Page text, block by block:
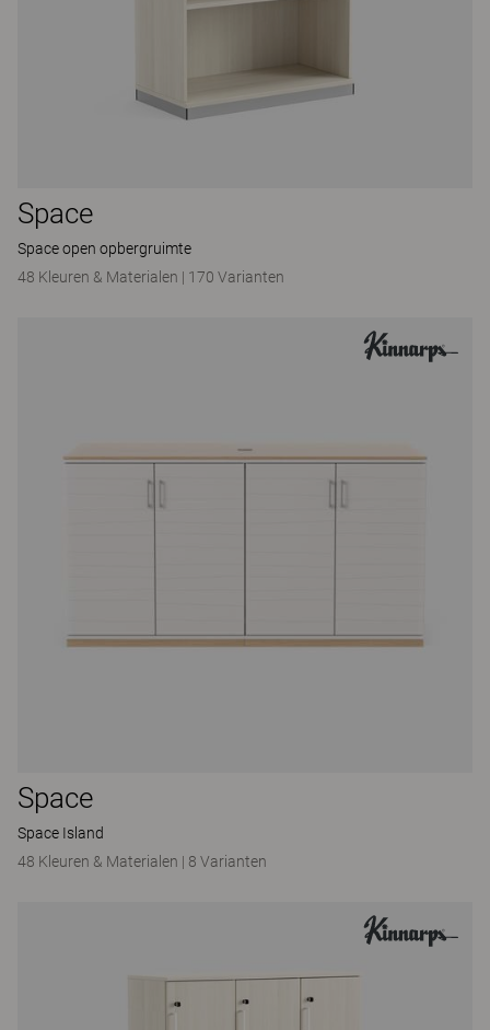
Space
Space open opbergruimte
48 Kleuren & Materialen | 170 Varianten
Space
Space Island
48 Kleuren & Materialen | 8 Varianten